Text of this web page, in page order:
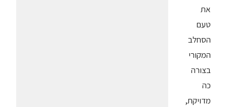
את
טעם
הסחלב
המקורי
בצורה
כה
מדויקת,